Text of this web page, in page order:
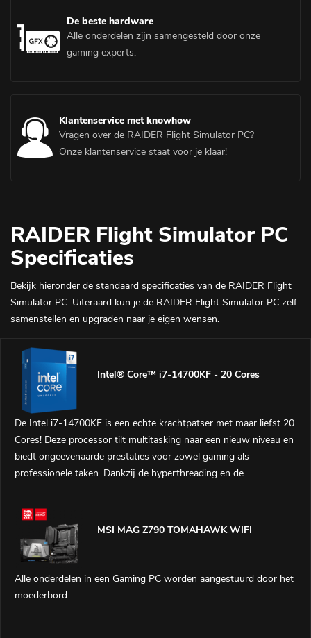
De beste hardware
Alle onderdelen zijn samengesteld door onze
gaming experts.
Klantenservice met knowhow
Vragen over de RAIDER Flight Simulator PC?
Onze klantenservice staat voor je klaar!
RAIDER Flight Simulator PC
Specificaties
Bekijk hieronder de standaard specificaties van de RAIDER Flight
Simulator PC. Uiteraard kun je de RAIDER Flight Simulator PC zelf
samenstellen en upgraden naar je eigen wensen.
Intel® Core™ i7-14700KF - 20 Cores
De Intel i7-14700KF is een echte krachtpatser met maar liefst 20
Cores! Deze processor tilt multitasking naar een nieuw niveau en
biedt ongeëvenaarde prestaties voor zowel gaming als
professionele taken. Dankzij de hyperthreading en de
computerervaring.
MSI MAG Z790 TOMAHAWK WIFI
Alle onderdelen in een Gaming PC worden aangestuurd door het
moederbord.